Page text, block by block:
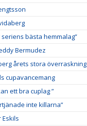
bästa hemmalag”
Bermudez
årets stora överraskning
cupavancemang
ett bra cuplag ”
inte killarna”